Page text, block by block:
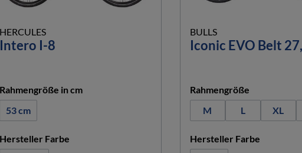
HERCULES
Intero I-8
Rahmengröße in cmauswählen
53 cm
Hersteller Farbe
BULLS
Iconic EVO Belt
Rahmengrößeauswählen
M
L XL
Hersteller Farbe